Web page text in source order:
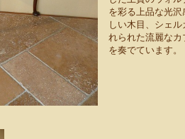
を彩る上品な光
しい木目、シェ
れられた流麗な
を奏でています